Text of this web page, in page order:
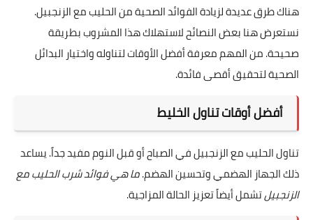
هناك طرق عديدة لزيادة الفوائد الصحية من الحليب مع الزنجبيل.
نستعرض هنا بعض النصائح لاستهلاك هذا المشروب بطريقة
صحيحة. من المهم معرفة أفضل الأوقات لتناوله واختيار البدائل
الصحية لتحقيق أقصى فائدة.
أفضل أوقات تناول الخليط
تناول الحليب مع الزنجبيل في الصباح أو قبل النوم مفيد جداً. يساعد
ذلك الجهاز الهضمي وتحسين الهضم.ما هي فوائد شرب الحليب مع
الزنجبيلتشمل أيضاً تعزيز الحالة المزاجية.